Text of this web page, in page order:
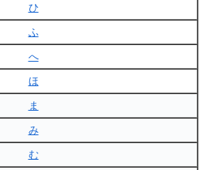
ひ
ふ
へ
ほ
ま
み
む